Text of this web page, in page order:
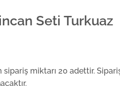
Seti Turkuaz
miktarı 20 adettir.